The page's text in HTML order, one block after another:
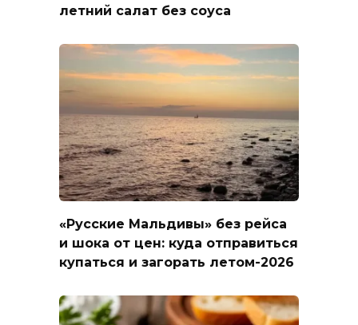
летний салат без соуса
«Русские Мальдивы» без рейса
и шока от цен: куда отправиться
купаться и загорать летом-2026